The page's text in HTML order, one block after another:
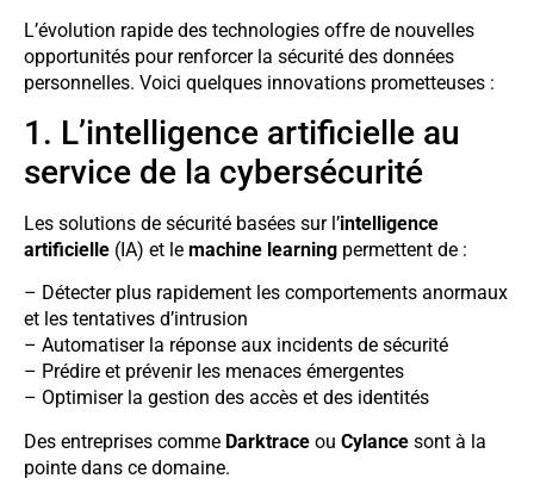
L’évolution rapide des technologies offre de nouvelles
opportunités pour renforcer la sécurité des données
personnelles. Voici quelques innovations prometteuses :
1. L’intelligence artificielle au
service de la cybersécurité
Les solutions de sécurité basées sur l’intelligence
artificielle (IA) et le machine learning permettent de :
– Détecter plus rapidement les comportements anormaux
et les tentatives d’intrusion
– Automatiser la réponse aux incidents de sécurité
– Prédire et prévenir les menaces émergentes
– Optimiser la gestion des accès et des identités
Des entreprises comme Darktrace ou Cylance sont à la
pointe dans ce domaine.